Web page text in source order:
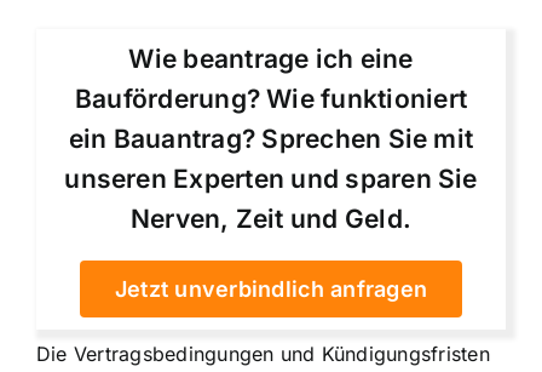
Wie beantrage ich eine
Bauförderung? Wie funktioniert
ein Bauantrag? Sprechen Sie mit
unseren Experten und sparen Sie
Nerven, Zeit und Geld.
Jetzt unverbindlich anfragen
Die Vertragsbedingungen und Kündigungsfristen